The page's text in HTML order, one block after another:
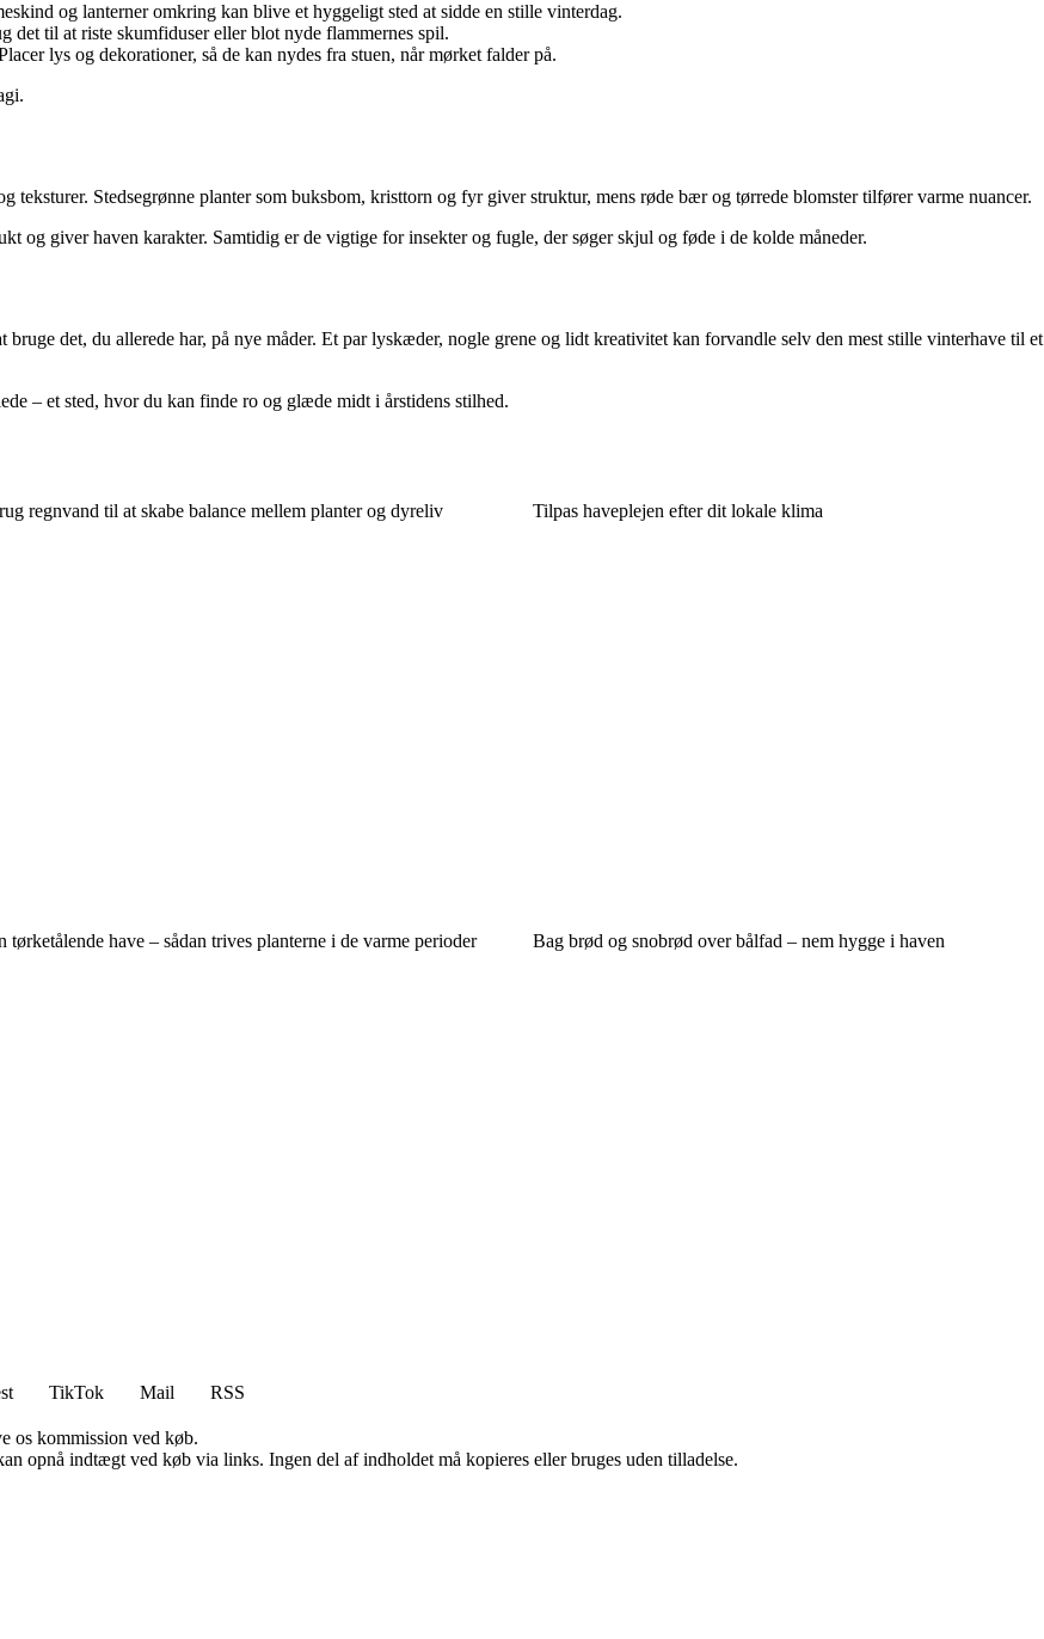
og lanterner omkring kan blive et hyggeligt sted at sidde en stille vinterdag.
det til at riste skumfiduser eller blot nyde flammernes spil.
lys og dekorationer, så de kan nydes fra stuen, når mørket falder på.
teksturer. Stedsegrønne planter som buksbom, kristtorn og fyr giver struktur, mens røde bær og tørrede blomster tilfører varme nuancer.
og giver haven karakter. Samtidig er de vigtige for insekter og fugle, der søger skjul og føde i de kolde måneder.
det, du allerede har, på nye måder. Et par lyskæder, nogle grene og lidt kreativitet kan forvandle selv den mest stille vinterhave til et
– et sted, hvor du kan finde ro og glæde midt i årstidens stilhed.
regnvand til at skabe balance mellem planter og dyreliv Tilpas haveplejen efter dit lokale klima
tørketålende have – sådan trives planterne i de varme perioder Bag brød og snobrød over bålfad – nem hygge i haven
TikTok Mail
RSS
os kommission ved køb.
opnå indtægt ved køb via links. Ingen del af indholdet må kopieres eller bruges uden tilladelse.